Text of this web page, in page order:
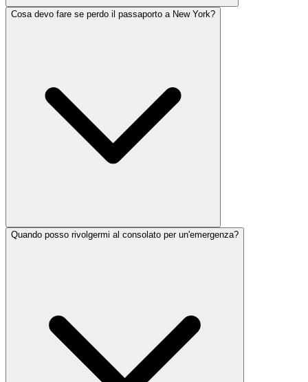
Cosa devo fare se perdo il passaporto a New York?
Quando posso rivolgermi al consolato per un'emergenza?